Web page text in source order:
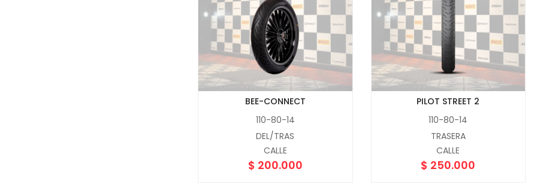
BEE-CONNECT
110-80-14
DEL/TRAS
CALLE
$ 200.000
PILOT STREET 2
110-80-14
TRASERA
CALLE
$ 250.000